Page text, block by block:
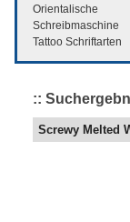
Orientalische
Schreibmaschine
Tattoo Schriftarten
::
Screwy Melted